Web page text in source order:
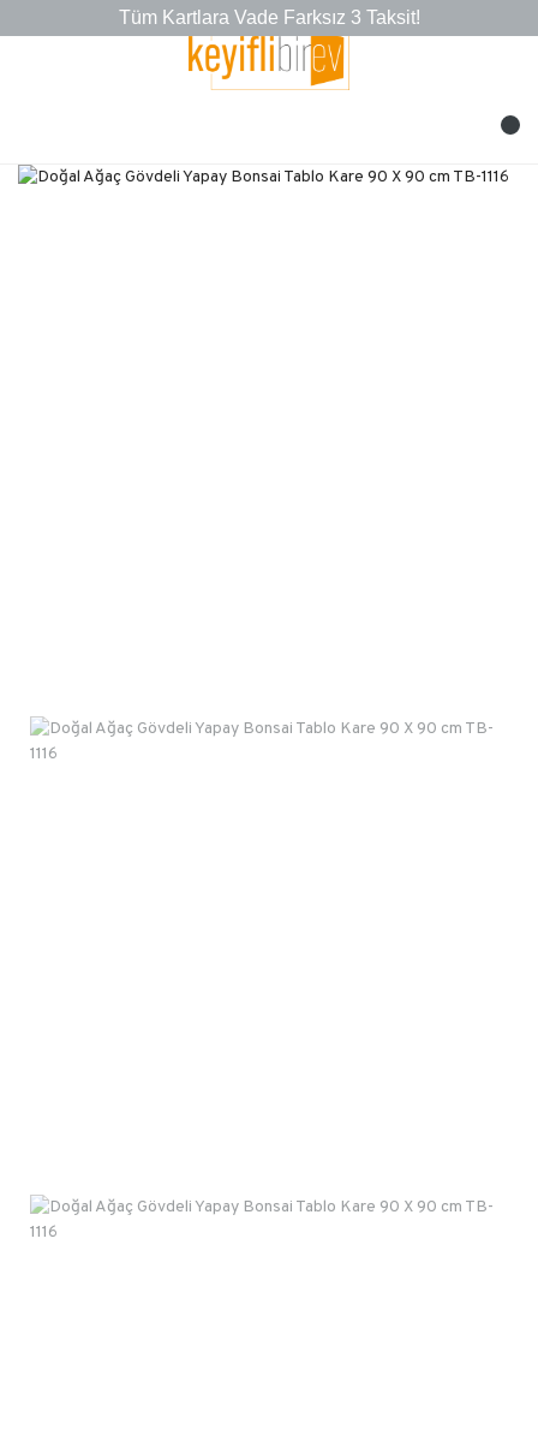
Tüm Kartlara Vade Farksız 3 Taksit!